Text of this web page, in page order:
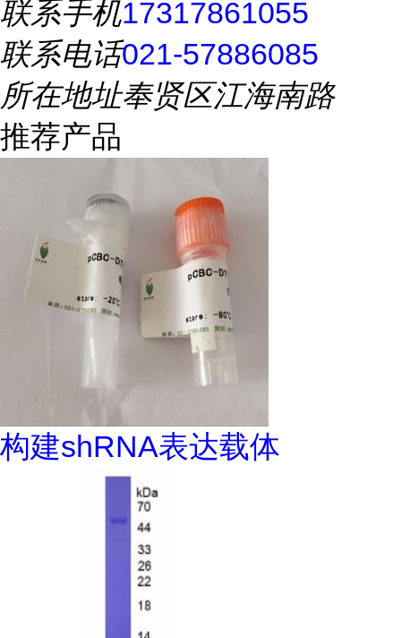
联系手机17317861055
联系电话021-57886085
所在地址奉贤区江海南路
推荐产品
构建shRNA表达载体